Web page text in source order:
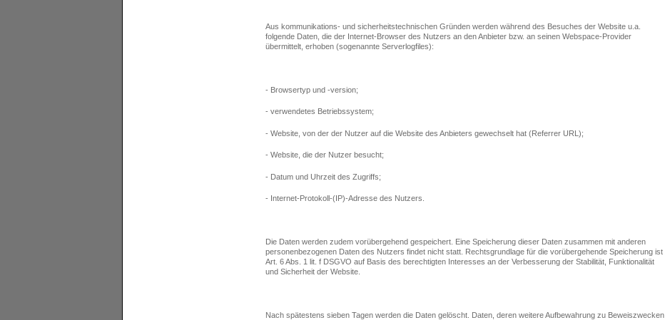
Aus kommunikations- und sicherheitstechnischen Gründen werden während des Besuches der Website u.a.
folgende Daten, die der Internet-Browser des Nutzers an den Anbieter bzw. an seinen Webspace-Provider
übermittelt, erhoben (sogenannte Serverlogfiles):
- Browsertyp und -version;
- verwendetes Betriebssystem;
- Website, von der der Nutzer auf die Website des Anbieters gewechselt hat (Referrer URL);
- Website, die der Nutzer besucht;
- Datum und Uhrzeit des Zugriffs;
- Internet-Protokoll-(IP)-Adresse des Nutzers.
Die Daten werden zudem vorübergehend gespeichert. Eine Speicherung dieser Daten zusammen mit anderen
personenbezogenen Daten des Nutzers findet nicht statt. Rechtsgrundlage für die vorübergehende Speicherung ist
Art. 6 Abs. 1 lit. f DSGVO auf Basis des berechtigten Interesses an der Verbesserung der Stabilität, Funktionalität
und Sicherheit der Website.
Nach spätestens sieben Tagen werden die Daten gelöscht. Daten, deren weitere Aufbewahrung zu Beweiszwecken